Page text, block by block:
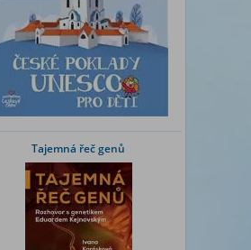
Tajemná řeč genů